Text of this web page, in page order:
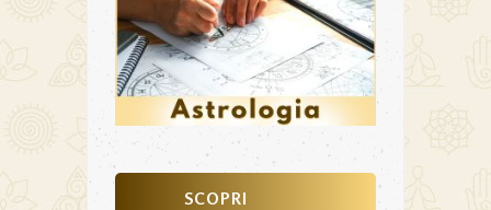
SCOPRI